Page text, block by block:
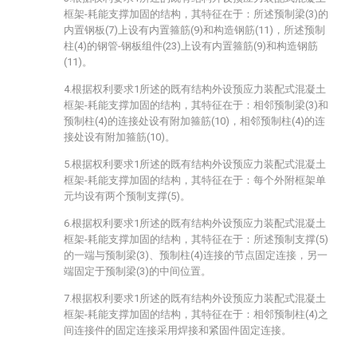
框架-耗能支撑加固的结构，其特征在于：所述预制梁(3)的
内置钢板(7)上设有内置箍筋(9)和构造钢筋(11)，所述预制
柱(4)的钢管-钢板组件(23)上设有内置箍筋(9)和构造钢筋
(11)。
4.根据权利要求1所述的既有结构外设预应力装配式混凝土
框架-耗能支撑加固的结构，其特征在于：相邻预制梁(3)和
预制柱(4)的连接处设有附加箍筋(10)，相邻预制柱(4)的连
接处设有附加箍筋(10)。
5.根据权利要求1所述的既有结构外设预应力装配式混凝土
框架-耗能支撑加固的结构，其特征在于：每个外附框架单
元均设有两个预制支撑(5)。
6.根据权利要求1所述的既有结构外设预应力装配式混凝土
框架-耗能支撑加固的结构，其特征在于：所述预制支撑(5)
的一端与预制梁(3)、预制柱(4)连接的节点固定连接，另一
端固定于预制梁(3)的中间位置。
7.根据权利要求1所述的既有结构外设预应力装配式混凝土
框架-耗能支撑加固的结构，其特征在于：相邻预制柱(4)之
间连接件的固定连接采用焊接和紧固件固定连接。